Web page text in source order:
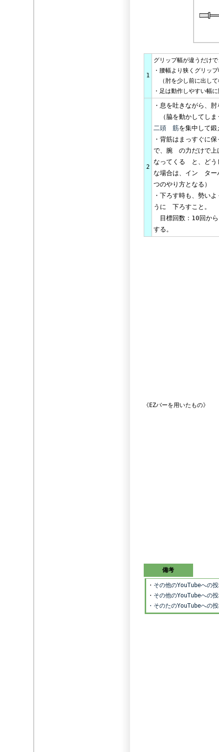
1
グリップ幅が違うだけ
・腰幅より狭くグリッ
（肘を少し前に出して
・足は動作しやすい幅
2
・息を吐きながら、
（脇を動かしてしま
二頭 筋を集中して鍛
・背筋はまっすぐに
で、腕 の力だけで上
なってくる と、どう
な場合は、イン ター
つのやり方となる）
・下ろす時も、勢い
うに 下ろすこと。
目標回数：10回から
する。
《EZバーを用いたもの》
備考
・ その他のYouTubeへの
・ その他のYouTubeへの
・そのたのYouTubeへの